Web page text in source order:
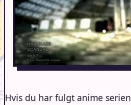
Hvis du har fulgt anime serien